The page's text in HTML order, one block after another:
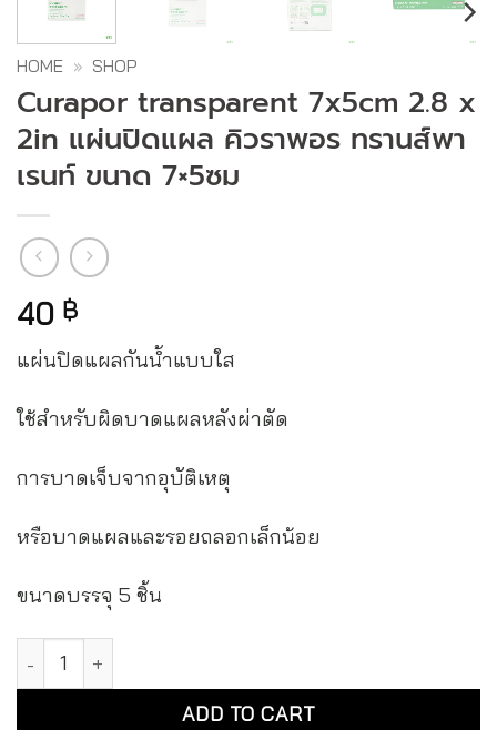
HOME » SHOP
Curapor transparent 7x5cm 2.8 x
2in แผ่นปิดแผล คิวราพอร ทรานส์พา
เรนท์ ขนาด 7×5ซม
40 ฿
แผ่นปิดแผลกันน้ำแบบใส
ใช้สำหรับผิดบาดแผลหลังผ่าตัด
การบาดเจ็บจากอุบัติเหตุ
หรือบาดแผลและรอยถลอกเล็กน้อย
ขนาดบรรจุ 5 ชิ้น
Curapor transparent 7x5cm 2.8 x 2in แผ่นปิดแผล คิวราพอ
ADD TO CART
Alternative: